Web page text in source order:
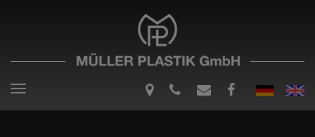
Toggle